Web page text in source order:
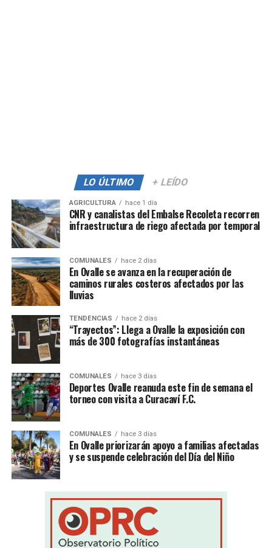
LO ÚLTIMO + LEÍDO
AGRICULTURA hace 1 día
CNR y canalistas del Embalse Recoleta recorren
infraestructura de riego afectada por temporal
COMUNALES hace 2 días
En Ovalle se avanza en la recuperación de
caminos rurales costeros afectados por las
lluvias
TENDENCIAS hace 2 días
“Trayectos”: Llega a Ovalle la exposición con
más de 300 fotografías instantáneas
COMUNALES hace 3 días
Deportes Ovalle reanuda este fin de semana el
torneo con visita a Curacaví F.C.
COMUNALES hace 3 días
En Ovalle priorizarán apoyo a familias afectadas
y se suspende celebración del Día del Niño